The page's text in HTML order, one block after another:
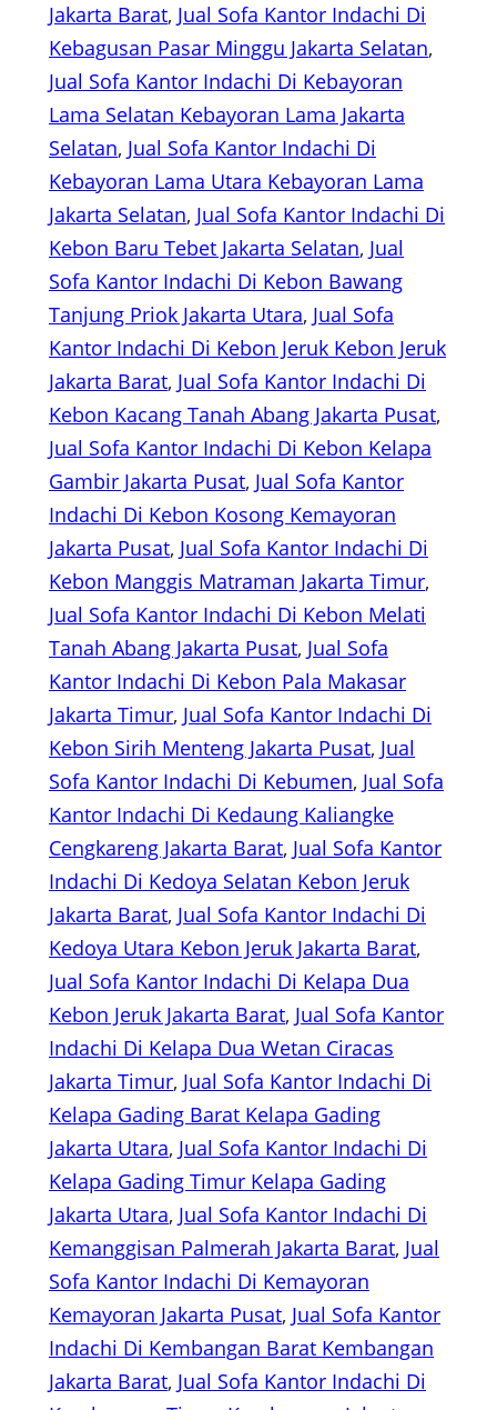
Jakarta Barat, Jual Sofa Kantor Indachi Di
Kebagusan Pasar Minggu Jakarta Selatan
Jual Sofa Kantor Indachi Di Kebayoran
Lama Selatan Kebayoran Lama Jakarta
Selatan, Jual Sofa Kantor Indachi Di
Kebayoran Lama Utara Kebayoran Lama
Jakarta Selatan, Jual Sofa Kantor Indachi Di
Kebon Baru Tebet Jakarta Selatan, Jual
Sofa Kantor Indachi Di Kebon Bawang
Tanjung Priok Jakarta Utara, Jual Sofa
Kantor Indachi Di Kebon Jeruk Kebon Jeruk
Jakarta Barat, Jual Sofa Kantor Indachi Di
Kebon Kacang Tanah Abang Jakarta Pusat
Jual Sofa Kantor Indachi Di Kebon Kelapa
Gambir Jakarta Pusat, Jual Sofa Kantor
Indachi Di Kebon Kosong Kemayoran
Jakarta Pusat, Jual Sofa Kantor Indachi Di
Kebon Manggis Matraman Jakarta Timur
Jual Sofa Kantor Indachi Di Kebon Melati
Tanah Abang Jakarta Pusat, Jual Sofa
Kantor Indachi Di Kebon Pala Makasar
Jakarta Timur, Jual Sofa Kantor Indachi Di
Kebon Sirih Menteng Jakarta Pusat, Jual
Sofa Kantor Indachi Di Kebumen, Jual Sofa
Kantor Indachi Di Kedaung Kaliangke
Cengkareng Jakarta Barat, Jual Sofa Kantor
Indachi Di Kedoya Selatan Kebon Jeruk
Jakarta Barat, Jual Sofa Kantor Indachi Di
Kedoya Utara Kebon Jeruk Jakarta Barat
Jual Sofa Kantor Indachi Di Kelapa Dua
Kebon Jeruk Jakarta Barat, Jual Sofa Kantor
Indachi Di Kelapa Dua Wetan Ciracas
Jakarta Timur, Jual Sofa Kantor Indachi Di
Kelapa Gading Barat Kelapa Gading
Jakarta Utara, Jual Sofa Kantor Indachi Di
Kelapa Gading Timur Kelapa Gading
Jakarta Utara, Jual Sofa Kantor Indachi Di
Kemanggisan Palmerah Jakarta Barat, Jual
Sofa Kantor Indachi Di Kemayoran
Kemayoran Jakarta Pusat, Jual Sofa Kantor
Indachi Di Kembangan Barat Kembangan
Jakarta Barat, Jual Sofa Kantor Indachi Di